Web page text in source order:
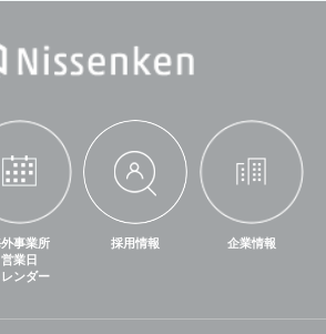
事業所
営業日
ンダー
採用情報 企業情報